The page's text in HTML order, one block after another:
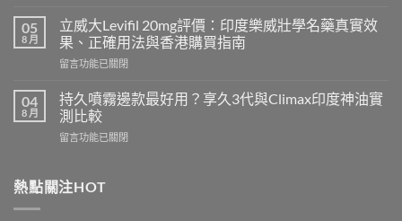
好？
Cenforce-
100、
Kamagra
Kamagra
Oral
全
較〉
20mg
香
港
哪
買？
犀
利
士
藥
05
8 月
立威大Levifil 20mg評價：印度樂威壯學名藥真實效
果、正確用法與香港購買指南
在
威
大
Levifil
20mg
印
留言功能已關閉
04
8 月
持久噴霧邊款最好用？享久3代與Climax印度神油實
測比較
在
噴
霧
留言功能已關閉
熱點關注HOT